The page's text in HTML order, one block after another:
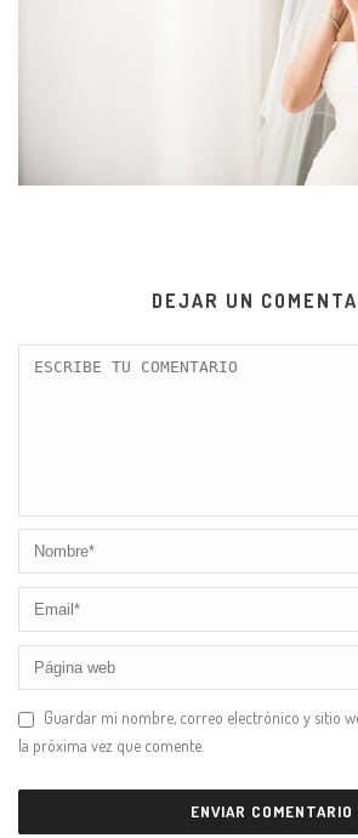
DEJAR UN
Guardar mi nombre, correo electrónico y sitio
la próxima vez que comente.